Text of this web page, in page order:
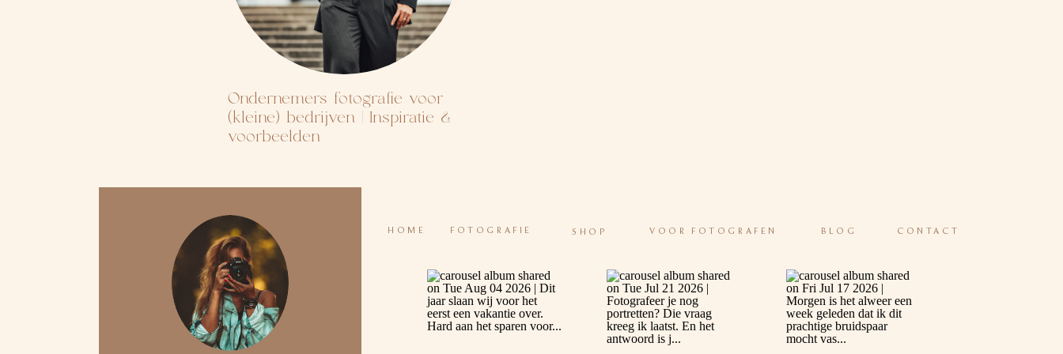
Ondernemers fotografie voor
(kleine) bedrijven | Inspiratie &
voorbeelden
CONTACT
BLOG
VOOR FOTOGRAFEN
SHOP
FOTOGRAFIE
HOME